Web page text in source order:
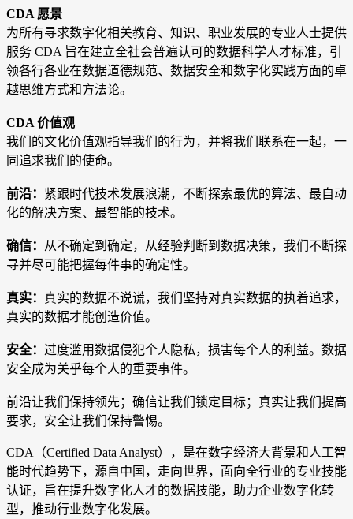
CDA 愿景
为所有寻求数字化相关教育、知识、职业发展的专业人士提供
服务 CDA 旨在建立全社会普遍认可的数据科学人才标准，引
领各行各业在数据道德规范、数据安全和数字化实践方面的卓
越思维方式和方法论。
CDA 价值观
我们的文化价值观指导我们的行为，并将我们联系在一起，一
同追求我们的使命。
前沿： 紧跟时代技术发展浪潮，不断探索最优的算法、最自动
化的解决方案、最智能的技术。
确信：
从不确定到确定，从经验判断到数据决策，我们不断探
寻并尽可能把握每件事的确定性。
真实： 真实的数据不说谎，我们坚持对真实数据的执着追求，
真实的数据才能创造价值。
安全： 过度滥用数据侵犯个人隐私，损害每个人的利益。数据
安全成为关乎每个人的重要事件。
前沿让我们保持领先；确信让我们锁定目标；真实让我们提高
要求，安全让我们保持警惕。
CDA（Certified Data Analyst），是在数字经济大背景和人工智
能时代趋势下，源自中国，走向世界，面向全行业的专业技能
认证，旨在提升数字化人才的数据技能，助力企业数字化转
型，推动行业数字化发展。